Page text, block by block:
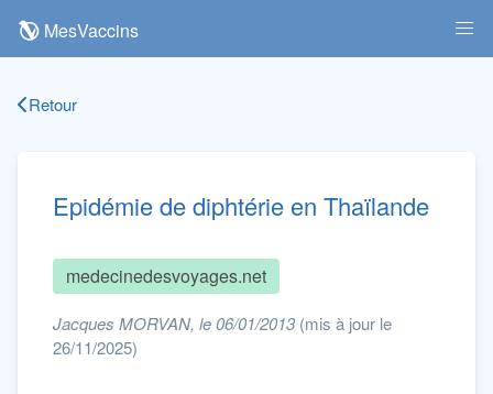
MesVaccins
Retour
Epidémie de diphtérie en Thaïlande
medecinedesvoyages.net
Jacques MORVAN, le 06/01/2013 (mis à jour le
26/11/2025)